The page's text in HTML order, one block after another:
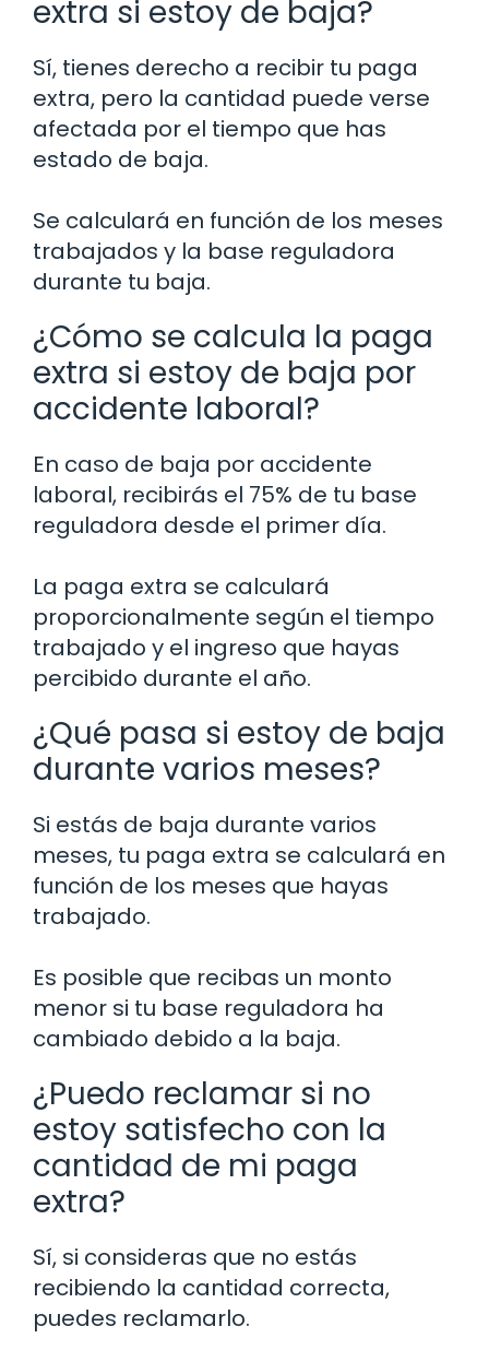
extra si estoy de baja?
Sí, tienes derecho a recibir tu paga
extra, pero la cantidad puede verse
afectada por el tiempo que has
estado de baja.
Se calculará en función de los meses
trabajados y la base reguladora
durante tu baja.
¿Cómo se calcula la paga
extra si estoy de baja por
accidente laboral?
En caso de baja por accidente
laboral, recibirás el 75% de tu base
reguladora desde el primer día.
La paga extra se calculará
proporcionalmente según el tiempo
trabajado y el ingreso que hayas
percibido durante el año.
¿Qué pasa si estoy de baja
durante varios meses?
Si estás de baja durante varios
meses, tu paga extra se calculará en
función de los meses que hayas
trabajado.
Es posible que recibas un monto
menor si tu base reguladora ha
cambiado debido a la baja.
¿Puedo reclamar si no
estoy satisfecho con la
cantidad de mi paga
extra?
Sí, si consideras que no estás
recibiendo la cantidad correcta,
puedes reclamarlo.